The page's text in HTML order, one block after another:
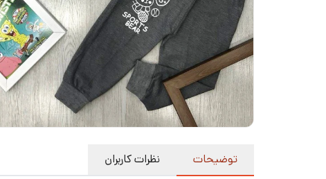
توضیحات نظرات کاربران